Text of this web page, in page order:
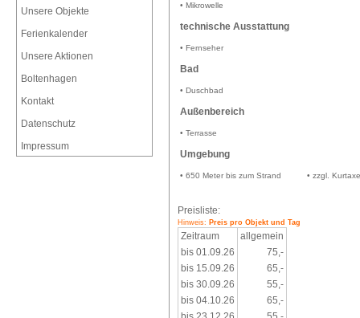
• Mikrowelle
technische Ausstattung
• Fernseher
Bad
• Duschbad
Außenbereich
• Terrasse
Umgebung
• 650 Meter bis zum Strand • zzgl. Kurtaxe
Preisliste:
Hinweis: Preis pro Objekt und Tag
Zeitraum
allgemein
bis 01.09.26
75,-
bis 15.09.26
65,-
bis 30.09.26
55,-
bis 04.10.26
65,-
Unsere Objekte
Ferienkalender
Unsere Aktionen
Boltenhagen
Kontakt
Datenschutz
Impressum